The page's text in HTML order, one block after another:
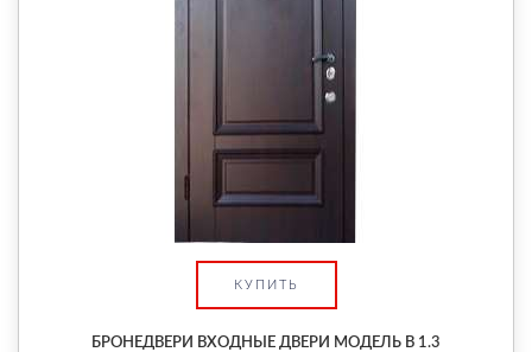
КУПИТЬ
БРОНЕДВЕРИ ВХОДНЫЕ ДВЕРИ МОДЕЛЬ В 1.3